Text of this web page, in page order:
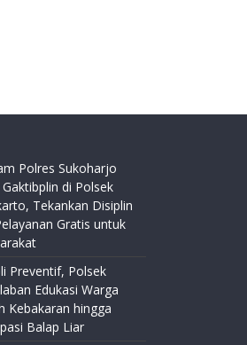
Polres Sukoharjo
di Polsek
Tekankan Disiplin
Gratis untuk
Preventif, Polsek
Edukasi Warga
Kebakaran hingga
Balap Liar